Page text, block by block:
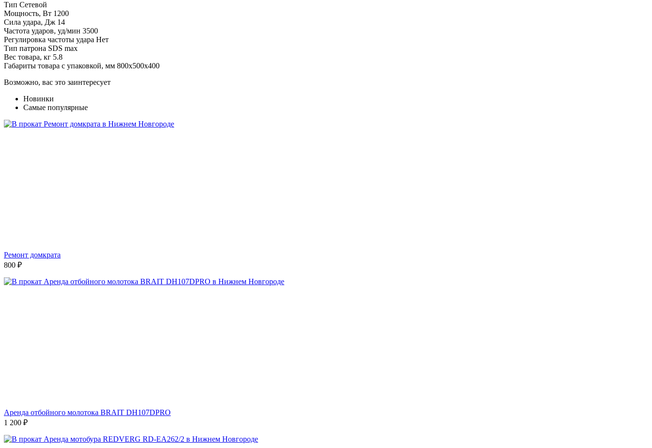
Тип Сетевой
Мощность, Вт 1200
Сила удара, Дж 14
Частота ударов, уд/мин 3500
Регулировка частоты удара Нет
Тип патрона SDS max
Вес товара, кг 5.8
Габариты товара с упаковкой, мм 800х500х400
Возможно, вас это заинтересует
Новинки
Самые популярные
Ремонт домкрата
800 ₽
Аренда отбойного молотока BRAIT DH107DPRO
1 200 ₽